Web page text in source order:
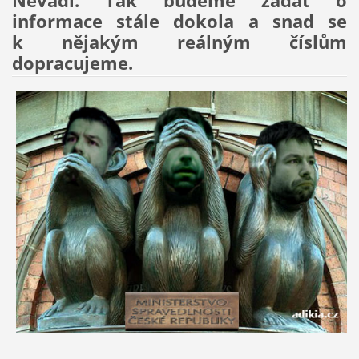
informace stále dokola a snad se
k nějakým reálným číslům
dopracujeme.